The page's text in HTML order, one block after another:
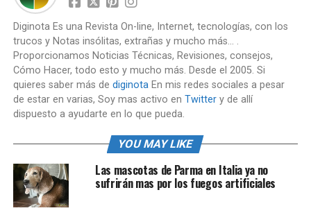
Diginota Es una Revista On-line, Internet, tecnologías, con los
trucos y Notas insólitas, extrañas y mucho más... .
Proporcionamos Noticias Técnicas, Revisiones, consejos,
Cómo Hacer, todo esto y mucho más. Desde el 2005. Si
quieres saber más de diginotaEn mis redes sociales a pesar
de estar en varias, Soy mas activo en Twittery de allí
dispuesto a ayudarte en lo que pueda.
YOU MAY LIKE
Las mascotas de Parma en Italia ya no
sufrirán mas por los fuegos artificiales